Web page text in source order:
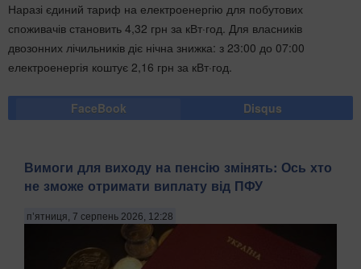
Наразі єдиний тариф на електроенергію для побутових
споживачів становить 4,32 грн за кВт·год. Для власників
двозонних лічильників діє нічна знижка: з 23:00 до 07:00
електроенергія коштує 2,16 грн за кВт·год.
FaceBook Disqus
Вимоги для виходу на пенсію змінять: Ось хто
не зможе отримати виплату від ПФУ
п’ятниця, 7 серпень 2026, 12:28